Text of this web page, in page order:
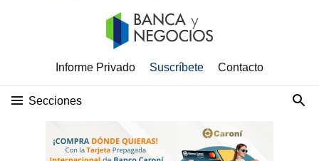
Informe Privado Suscríbete Contacto
Secciones